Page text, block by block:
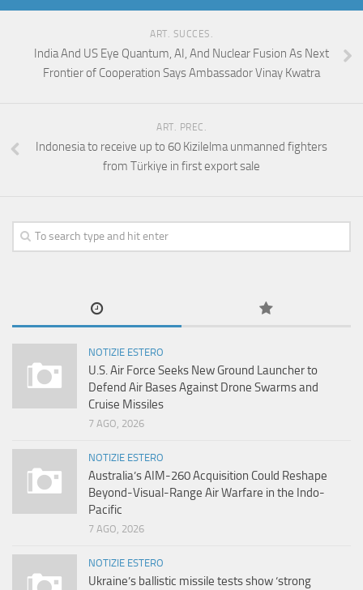
ART. SUCCES.
India And US Eye Quantum, AI, And Nuclear Fusion As Next
Frontier of Cooperation Says Ambassador Vinay Kwatra
ART. PREC.
Indonesia to receive up to 60 Kizilelma unmanned fighters
from Türkiye in first export sale
NOTIZIE ESTERO
U.S. Air Force Seeks New Ground Launcher to
Defend Air Bases Against Drone Swarms and
Cruise Missiles
7 AGO, 2026
NOTIZIE ESTERO
Australia’s AIM-260 Acquisition Could Reshape
Beyond-Visual-Range Air Warfare in the Indo-
Pacific
7 AGO, 2026
NOTIZIE ESTERO
Ukraine’s ballistic missile tests show ‘strong